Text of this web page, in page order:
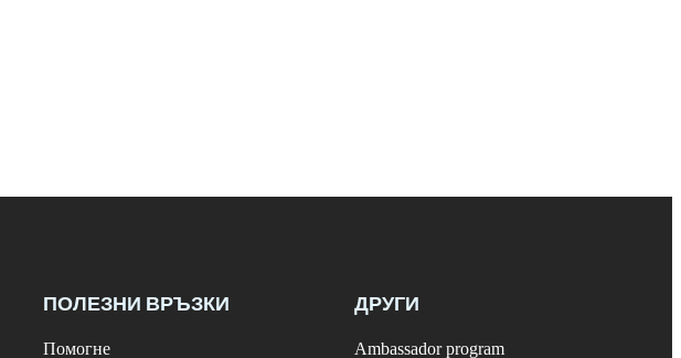
ПОЛЕЗНИ ВРЪЗКИ
Помогне
ДРУГИ
Ambassador program